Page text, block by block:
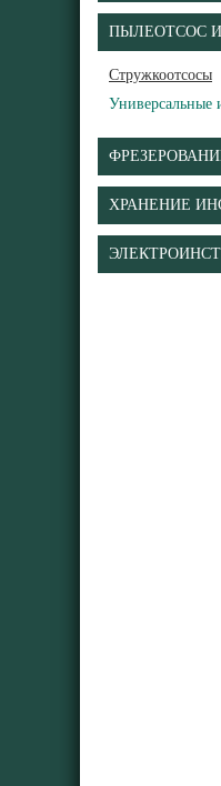
ПЫЛЕОТСОС
Стружкоотсосы
Универсальные
ХРАНЕНИЕ